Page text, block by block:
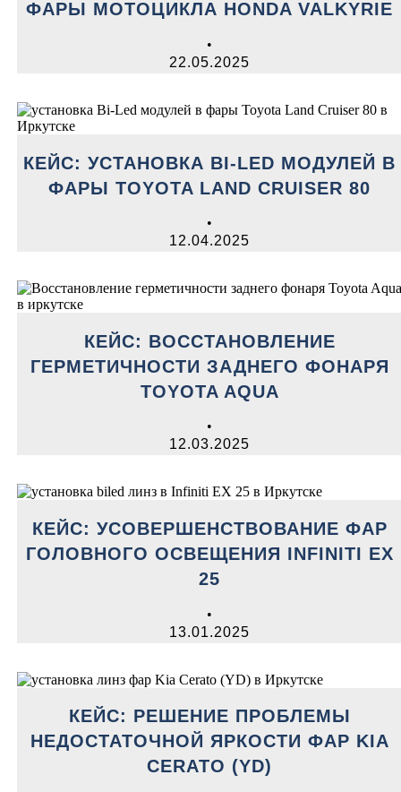
ФАРЫ МОТОЦИКЛА HONDA VALKYRIE
•
22.05.2025
КЕЙС: УСТАНОВКА BI-LED МОДУЛЕЙ В
ФАРЫ TOYOTA LAND CRUISER 80
•
12.04.2025
КЕЙС: ВОССТАНОВЛЕНИЕ
ГЕРМЕТИЧНОСТИ ЗАДНЕГО ФОНАРЯ
TOYOTA AQUA
•
12.03.2025
КЕЙС: УСОВЕРШЕНСТВОВАНИЕ ФАР
ГОЛОВНОГО ОСВЕЩЕНИЯ INFINITI EX
25
•
13.01.2025
КЕЙС: РЕШЕНИЕ ПРОБЛЕМЫ
НЕДОСТАТОЧНОЙ ЯРКОСТИ ФАР KIA
CERATO (YD)